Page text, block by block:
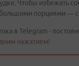
Чтобы избежать
порциями —
в Telegram -
нажатием!